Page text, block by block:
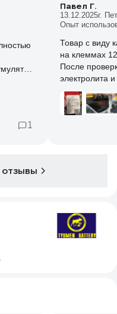
1
Павел Г.
13.12.2025г.
Опыт
Товар с виду
на клеммах
После проверки плотности,уровня
электролита
установлю